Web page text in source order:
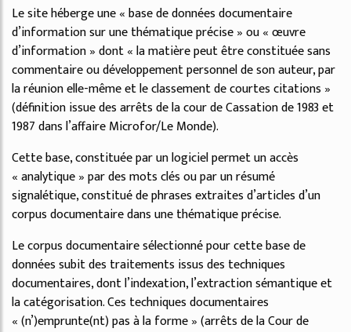
Le site héberge une « base de données documentaire
d’information sur une thématique précise » ou « œuvre
d’information » dont « la matière peut être constituée sans
commentaire ou développement personnel de son auteur, par
la réunion elle-même et le classement de courtes citations »
(définition issue des arrêts de la cour de Cassation de 1983 et
1987 dans l’affaire Microfor/Le Monde).
Cette base, constituée par un logiciel permet un accès
« analytique » par des mots clés ou par un résumé
signalétique, constitué de phrases extraites d’articles d’un
corpus documentaire dans une thématique précise.
Le corpus documentaire sélectionné pour cette base de
données subit des traitements issus des techniques
documentaires, dont l’indexation, l’extraction sémantique et
la catégorisation. Ces techniques documentaires
« (n’)emprunte(nt) pas à la forme » (arrêts de la Cour de